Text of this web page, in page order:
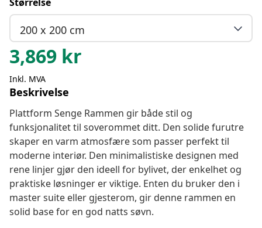
200 x 200 cm
3,869 kr
Inkl. MVA
Beskrivelse
Plattform Senge Rammen gir både stil og
funksjonalitet til soverommet ditt. Den solide furutre
skaper en varm atmosfære som passer perfekt til
moderne interiør. Den minimalistiske designen med
rene linjer gjør den ideell for bylivet, der enkelhet og
praktiske løsninger er viktige. Enten du bruker den i
master suite eller gjesterom, gir denne rammen en
solid base for en god natts søvn.